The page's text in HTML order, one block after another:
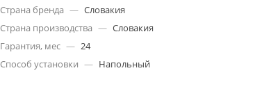
Страна бренда — Словакия
Страна производства — Словакия
Гарантия, мес — 24
Способ установки — Напольный